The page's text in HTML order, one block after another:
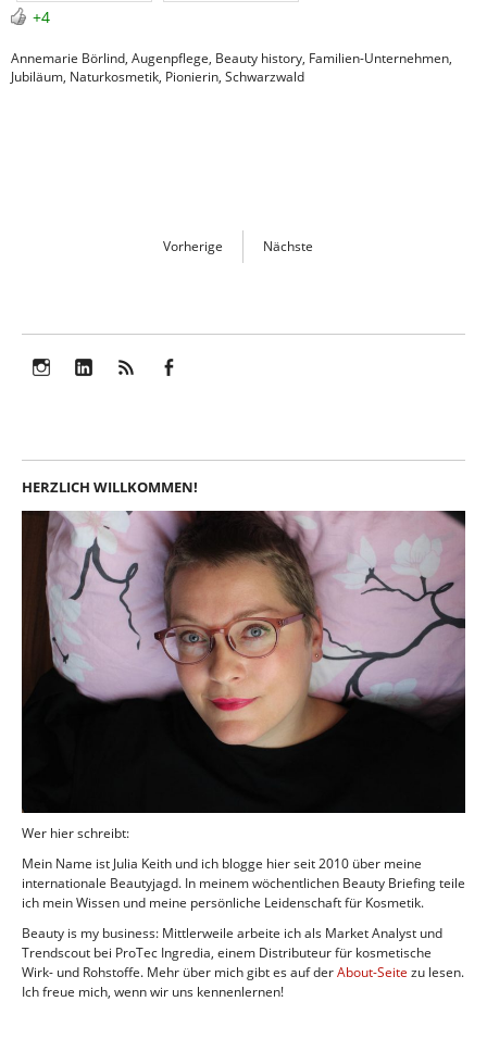
+4
Annemarie Börlind, Augenpflege, Beauty history, Familien-Unternehmen,
Jubiläum, Naturkosmetik, Pionierin, Schwarzwald
Vorherige Nächste
HERZLICH WILLKOMMEN!
Wer hier schreibt:
Mein Name ist Julia Keith und ich blogge hier seit 2010 über meine
internationale Beautyjagd. In meinem wöchentlichen Beauty Briefing teile
ich mein Wissen und meine persönliche Leidenschaft für Kosmetik.
Beauty is my business: Mittlerweile arbeite ich als Market Analyst und
Trendscout bei ProTec Ingredia, einem Distributeur für kosmetische
Wirk- und Rohstoffe. Mehr über mich gibt es auf derAbout-Seite zu lesen.
Ich freue mich, wenn wir uns kennenlernen!